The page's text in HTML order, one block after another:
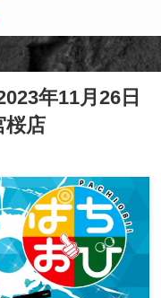
年11月26日
桜店